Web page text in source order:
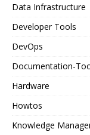
Data Infrastructure
Developer Tools
DevOps
Documentation-
Hardware
Howtos
Knowledge